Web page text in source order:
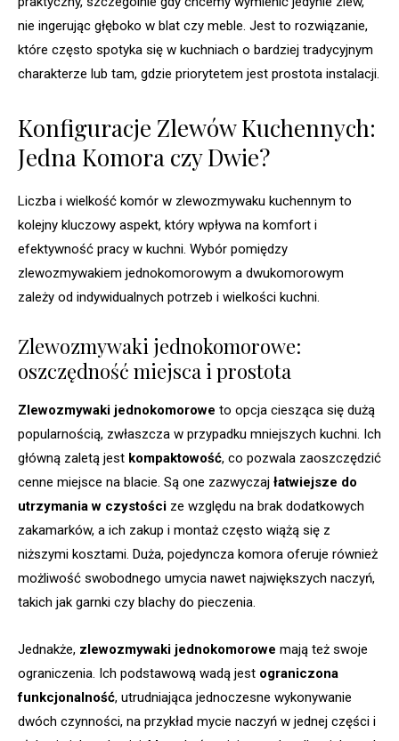
nie ingerując głęboko w blat czy meble. Jest to rozwiązanie,
które często spotyka się w kuchniach o bardziej tradycyjnym
charakterze lub tam, gdzie priorytetem jest prostota instalacji.
Konfiguracje Zlewów Kuchennych:
Jedna Komora czy Dwie?
Liczba i wielkość komór w zlewozmywaku kuchennym to
kolejny kluczowy aspekt, który wpływa na komfort i
efektywność pracy w kuchni. Wybór pomiędzy
zlewozmywakiem jednokomorowym a dwukomorowym
zależy od indywidualnych potrzeb i wielkości kuchni.
Zlewozmywaki jednokomorowe:
oszczędność miejsca i prostota
Zlewozmywaki jednokomorowe to opcja ciesząca się dużą
popularnością, zwłaszcza w przypadku mniejszych kuchni. Ich
główną zaletą jest kompaktowość, co pozwala zaoszczędzić
cenne miejsce na blacie. Są one zazwyczaj łatwiejsze do
utrzymania w czystości ze względu na brak dodatkowych
zakamarków, a ich zakup i montaż często wiążą się z
niższymi kosztami. Duża, pojedyncza komora oferuje również
możliwość swobodnego umycia nawet największych naczyń,
takich jak garnki czy blachy do pieczenia.
Jednakże, zlewozmywaki jednokomorowe mają też swoje
ograniczenia. Ich podstawową wadą jest ograniczona
funkcjonalność, utrudniająca jednoczesne wykonywanie
dwóch czynności, na przykład mycie naczyń w jednej części i